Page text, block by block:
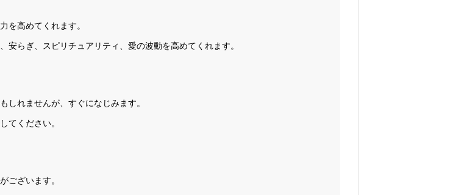
を高めてくれます。
らぎ、スピリチュアリティ、愛の波動を高めてくれます。
しれませんが、すぐになじみます。
てください。
ございます。